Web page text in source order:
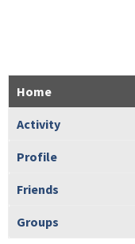
Home
Activity
Profile
Friends
Groups